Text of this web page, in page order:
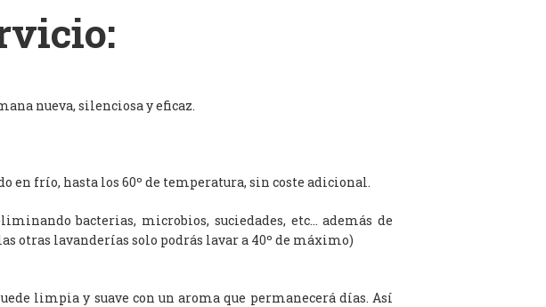
nueva, silenciosa y eficaz.
en frío, hasta los 60º de temperatura, sin coste adicional.
bacterias, microbios, suciedades, etc… además de
otras lavanderías solo podrás lavar a 40º de máximo)
limpia y suave con un aroma que permanecerá días. Así